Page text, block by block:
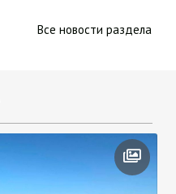
Все новости раздела